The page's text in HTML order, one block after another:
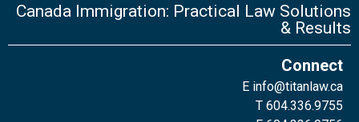
Canada Immigration: Practical Law Solutions
& Results
Connect
E info@titanlaw.ca
T 604.336.9755